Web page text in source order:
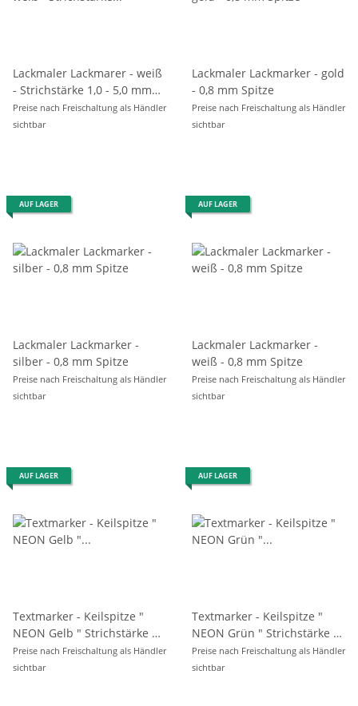
Lackmaler Lackmarer - weiß
- Strichstärke 1,0 - 5,0 mm
Flachspitze
Preise nach Freischaltung als Händler
sichtbar
Lackmaler Lackmarker - gold
- 0,8 mm Spitze
Preise nach Freischaltung als Händler
sichtbar
AUF LAGER
Lackmaler Lackmarker -
silber - 0,8 mm Spitze
Preise nach Freischaltung als Händler
sichtbar
AUF LAGER
Lackmaler Lackmarker -
weiß - 0,8 mm Spitze
Preise nach Freischaltung als Händler
sichtbar
AUF LAGER
Textmarker - Keilspitze "
NEON Gelb " Strichstärke 1-
2 mm
Preise nach Freischaltung als Händler
sichtbar
AUF LAGER
Textmarker - Keilspitze "
NEON Grün " Strichstärke 1-
2 mm
Preise nach Freischaltung als Händler
sichtbar